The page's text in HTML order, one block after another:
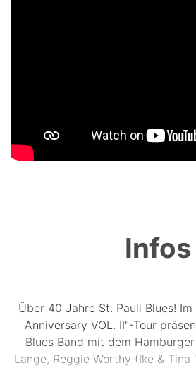
Infos
Über 40 Jahre St. Pauli Blues!
Anniversary VOL. II"-Tour
Blues Band mit dem
Lange, Reggie Worthy (Ike & Tina